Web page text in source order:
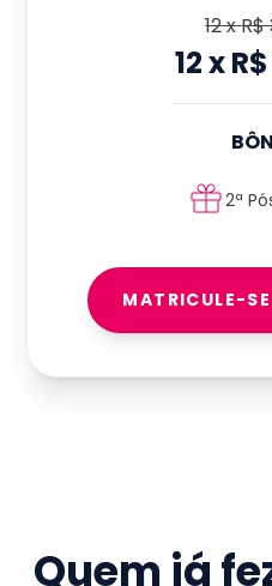
12xR$
12x
2ª
MATRICULE-
Quem já